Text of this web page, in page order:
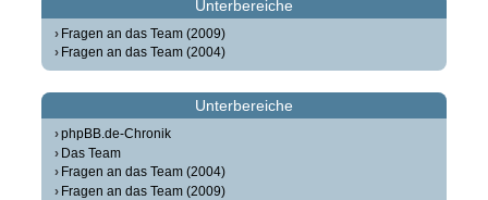
Unterbereiche
Fragen an das Team (2009)
Fragen an das Team (2004)
Unterbereiche
phpBB.de-Chronik
Das Team
Fragen an das Team (2004)
Fragen an das Team (2009)